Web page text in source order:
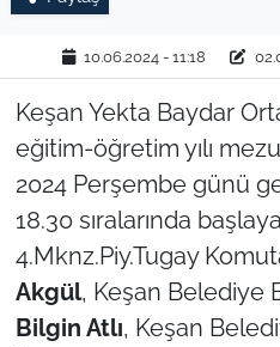
10.06.2024 - 11:18
Keşan Yekta Baydar
eğitim-öğretim yılı
2024 Perşembe günü
18.30 sıralarında
4.Mknz.Piy.Tugay
Akgül, Keşan Belediye
Bilgin Atlı, Keşan
SPOR
YAŞAM
EDİRNE
TEKİRDAĞ
KIRKLARELİ
ÇANAKKALE